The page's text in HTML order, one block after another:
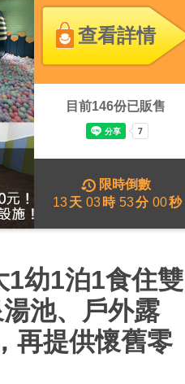
查看詳情
目前146份已販售
限時倒數
13天 03 時 52分 58秒
1幼1泊1食住雙
池、戶外露
再提供懷舊零